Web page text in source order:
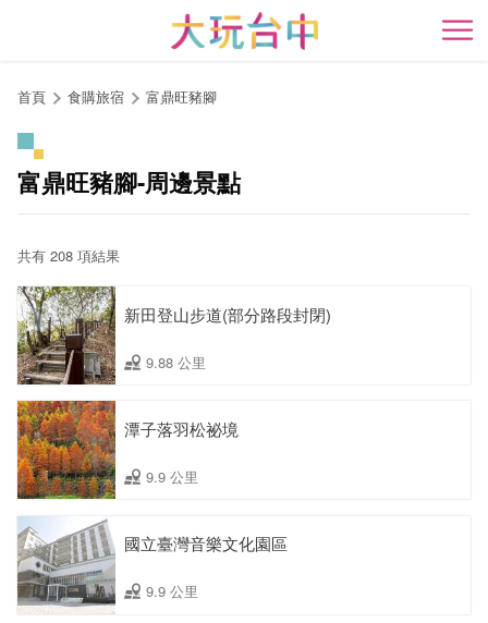
開
首頁 食購旅宿 富鼎旺豬腳
富鼎旺豬腳-周邊景點
共有 208 項結果
新田登山步道(部分路段封閉)
9.88 公里
潭子落羽松祕境
9.9 公里
國立臺灣音樂文化園區
9.9 公里